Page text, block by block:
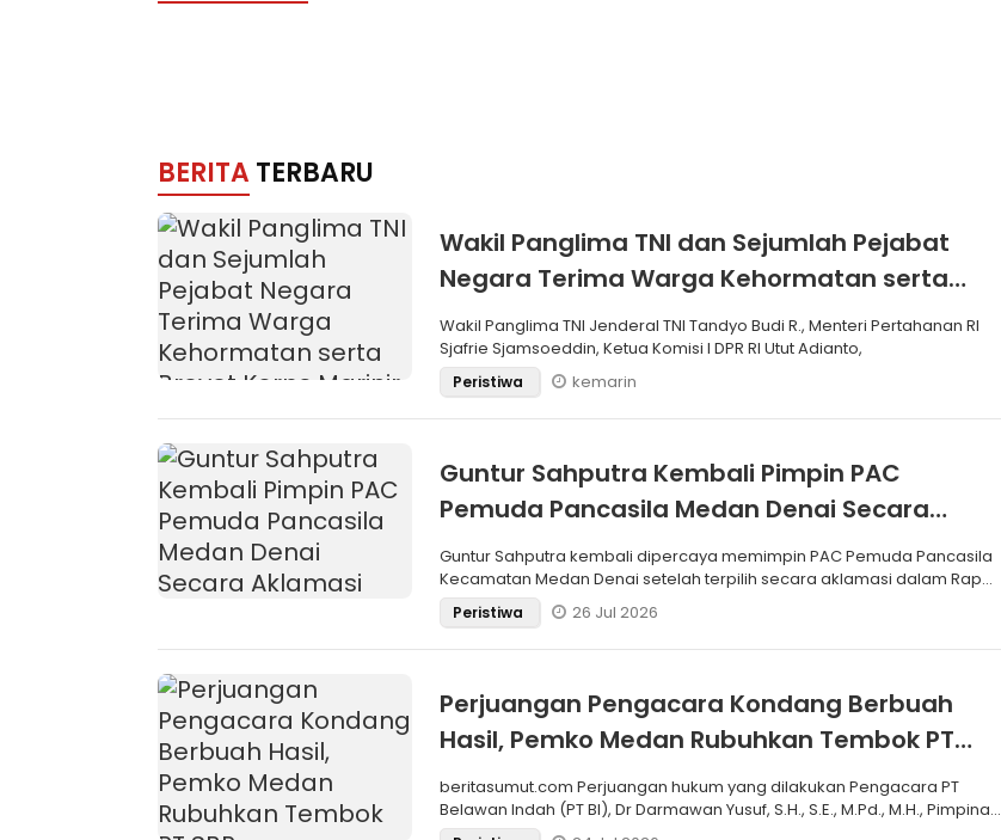
BERITA TERBARU
Wakil Panglima TNI dan Sejumlah Pejabat
Negara Terima Warga Kehormatan serta
Brevet Korps Marinir
Wakil Panglima TNI Jenderal TNI Tandyo Budi R., Menteri Pertahanan RI
Sjafrie Sjamsoeddin, Ketua Komisi I DPR RI Utut Adianto,
Peristiwa kemarin
Guntur Sahputra Kembali Pimpin PAC
Pemuda Pancasila Medan Denai Secara
Aklamasi
Guntur Sahputra kembali dipercaya memimpin PAC Pemuda Pancasila
Kecamatan Medan Denai setelah terpilih secara aklamasi dalam Rapat
Pemilihan
Peristiwa 26 Jul 2026
Perjuangan Pengacara Kondang Berbuah
Hasil, Pemko Medan Rubuhkan Tembok PT
SBP
beritasumut.com Perjuangan hukum yang dilakukan Pengacara PT
Belawan Indah (PT BI), Dr Darmawan Yusuf, S.H., S.E., M.Pd., M.H., Pimpinan
La